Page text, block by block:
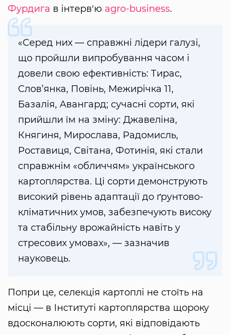
Фурдига в інтерв'ю agro-business.
«Серед них — справжні лідери галузі,
що пройшли випробування часом і
довели свою ефективність: Тирас,
Слов’янка, Повінь, Межирічка 11,
Базалія, Авангард; сучасні сорти, які
прийшли їм на зміну: Джавеліна,
Княгиня, Мирослава, Радомисль,
Роставиця, Світана, Фотинія, які стали
справжнім «обличчям» українського
картоплярства. Ці сорти демонструють
високий рівень адаптації до ґрунтово-
кліматичних умов, забезпечують високу
та стабільну врожайність навіть у
стресових умовах», — зазначив
науковець.
Попри це, селекція картоплі не стоїть на
місці — в Інституті картоплярства щороку
вдосконалюють сорти, які відповідають